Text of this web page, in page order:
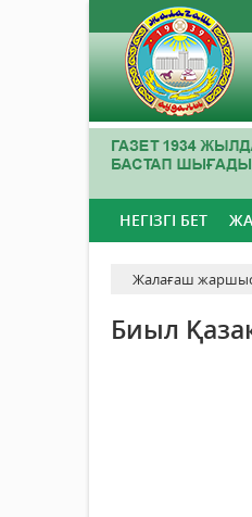
НЕГІЗГІ БЕТ
Жалағаш
Биыл